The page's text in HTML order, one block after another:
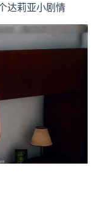
达莉亚小剧情